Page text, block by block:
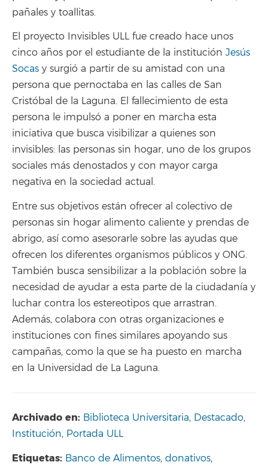
pañales y toallitas.
El proyecto Invisibles ULL fue creado hace unos
cinco años por el estudiante de la institución Jesús
Socas y surgió a partir de su amistad con una
persona que pernoctaba en las calles de San
Cristóbal de la Laguna. El fallecimiento de esta
persona le impulsó a poner en marcha esta
iniciativa que busca visibilizar a quienes son
invisibles: las personas sin hogar, uno de los grupos
sociales más denostados y con mayor carga
negativa en la sociedad actual.
Entre sus objetivos están ofrecer al colectivo de
personas sin hogar alimento caliente y prendas de
abrigo, así como asesorarle sobre las ayudas que
ofrecen los diferentes organismos públicos y ONG.
También busca sensibilizar a la población sobre la
necesidad de ayudar a esta parte de la ciudadanía y
luchar contra los estereotipos que arrastran.
Además, colabora con otras organizaciones e
instituciones con fines similares apoyando sus
campañas, como la que se ha puesto en marcha
en la Universidad de La Laguna.
Archivado en: Biblioteca Universitaria, Destacado,
Institución, Portada ULL
Etiquetas: Banco de Alimentos, donativos,